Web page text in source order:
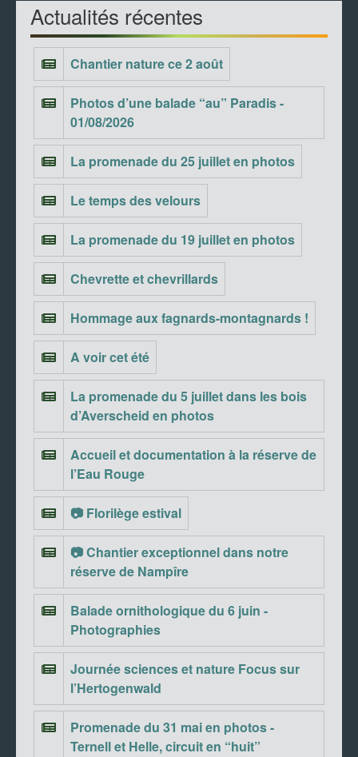
Actualités récentes
Chantier nature ce 2 août
Photos d’une balade “au” Paradis -
01/08/2026
La promenade du 25 juillet en photos
Le temps des velours
La promenade du 19 juillet en photos
Chevrette et chevrillards
Hommage aux fagnards-montagnards !
A voir cet été
La promenade du 5 juillet dans les bois
d’Averscheid en photos
Accueil et documentation à la réserve de
l’Eau Rouge
📷 Florilège estival
📷 Chantier exceptionnel dans notre
réserve de Nampîre
Balade ornithologique du 6 juin -
Photographies
Journée sciences et nature Focus sur
l’Hertogenwald
Promenade du 31 mai en photos -
Ternell et Helle, circuit en “huit”